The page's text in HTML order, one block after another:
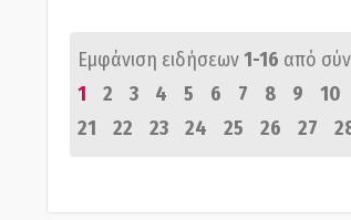
Εμφάνιση ειδήσεων1-16 από
1
2 3 4 5 6 7 8 9 10
21
22 23 24 25 26 27